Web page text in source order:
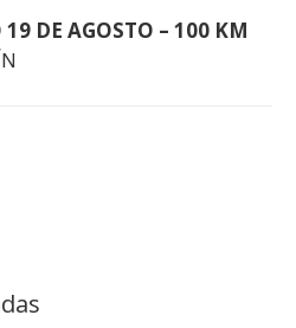
DE AGOSTO – 100 KM